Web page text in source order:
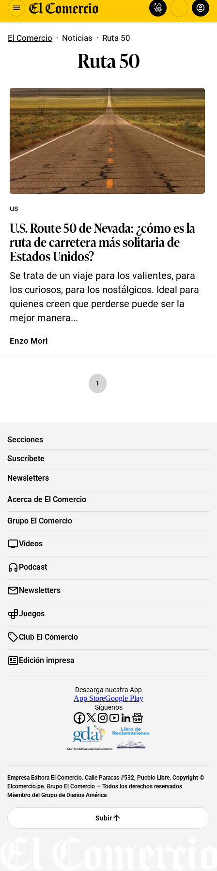
El Comercio · Noticias · Ruta 50
Ruta 50
U.S. Route 50 de Nevada: ¿cómo es la
ruta de carretera más solitaria de
Estados Unidos?
Se trata de un viaje para los valientes, para
los curiosos, para los nostálgicos. Ideal para
quienes creen que perderse puede ser la
mejor manera...
us
Enzo Mori
1
Secciones
Suscríbete
Newsletters
Acerca de El Comercio
Grupo El Comercio
Videos
Podcast
Newsletters
Juegos
Club El Comercio
Edición impresa
Síguenos
Descarga nuestra App
App StoreGoogle Play
Miembro del Grupo de Diarios América
Empresa Editora El Comercio. Calle Paracas #532, Pueblo Libre. Copyright ©
Elcomercio.pe. Grupo El Comercio — Todos los derechos reservados
Miembro del Grupo de Diarios América
Subir